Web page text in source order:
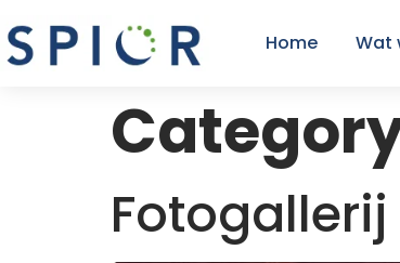
Home Wat
Fotogallerij